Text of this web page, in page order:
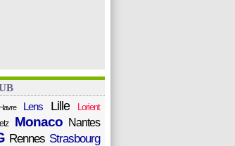
Lens Lille Lorient
Monaco Nantes
Rennes Strasbourg